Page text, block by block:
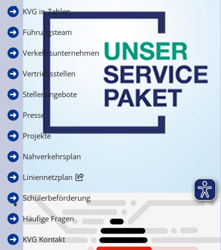
Häufige Fragen
zur Schülerbeförderung
Ihre Anfragen, Anregungen & Kritik
KVG in Zahlen
Führungsteam
Verkehrsunternehmen
Vertriebsstellen
Stellenangebote
Presse
Projekte
Nahverkehrsplan
Liniennetzplan
Schülerbeförderung
Häufige Fragen
KVG Kontakt